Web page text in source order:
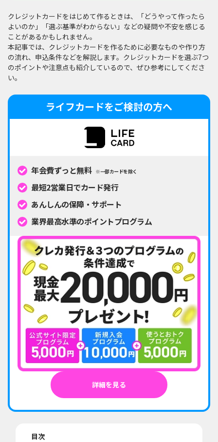
クレジットカードをはじめて作るときは、「どうやって作ったら
よいのか」「選ぶ基準がわからない」などの疑問や不安を感じる
ことがあるかもしれません。
本記事では、クレジットカードを作るために必要なものや作り方
の流れ、申込条件などを解説します。クレジットカードを選ぶ7つ
のポイントや注意点も紹介しているので、ぜひ参考にしてくださ
い。
ライフカードをご検討の方へ
年会費ずっと無料 ※一部カードを除く
最短2営業日でカード発行
あんしんの保障・サポート
業界最高水準のポイントプログラム
詳細を見る
目次